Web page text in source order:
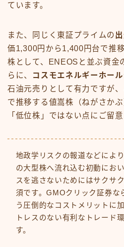
ています。
また、同じく東証プライムの
価1,300円から1,400円台で推
株として、ENEOSと並ぶ資金
らに、
コスモエネルギーホー
石油元売りとして有力ですが
で推移する値嵩株（ねがさか
「低位株」ではない点にご留意
地政学リスクの報道などによ
の大型株へ流れ込む初動にお
スを逃さないためにはサクサ
須です。GMOクリック証券な
う圧倒的なコストメリットに
トレスのない有利なトレード
す。